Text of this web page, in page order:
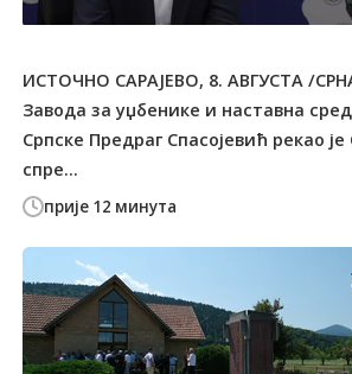
прије 12 минута
ИСТОЧНО САРАЈЕВО, 8. АВГУСТА /
Завода за уџбенике и наставна
Српске Предраг Спасојевић рекао је
спре...